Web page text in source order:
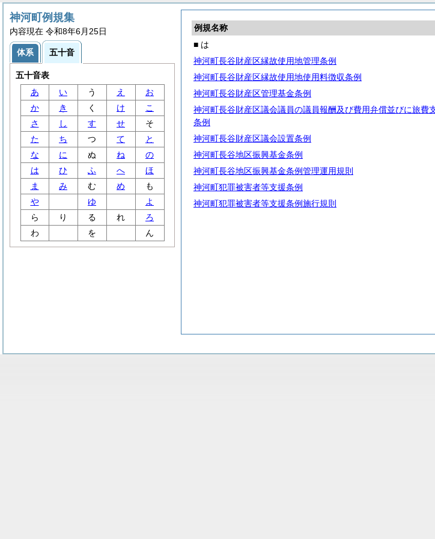
例規名称
■ は
神河町長谷財産区縁故使用地管理条例
神河町長谷財産区縁故使用地使用料徴収条例
神河町長谷財産区管理基金条例
神河町長谷財産区議会議員の議員報酬及び費用弁償並びに旅費
条例
神河町長谷財産区議会設置条例
神河町長谷地区振興基金条例
神河町長谷地区振興基金条例管理運用規則
神河町犯罪被害者等支援条例
神河町犯罪被害者等支援条例施行規則
神河町例規集
内容現在 令和8年6月25日
体系 五十音
五十音表
あ
い う え
お
か
き く け
こ
さ
し す せ
そ
た
ち つ て
と
な
に ぬ ね
の
は
ひ ふ へ
ほ
ま
み む め
も
や
ゆ
よ
ら
り る れ
ろ
わ
を ん